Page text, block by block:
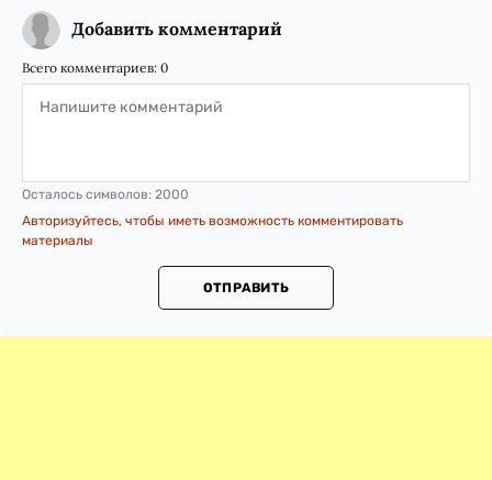
Добавить комментарий
Всего комментариев: 0
Осталось символов: 2000
Авторизуйтесь, чтобы иметь возможность комментировать
материалы
ОТПРАВИТЬ